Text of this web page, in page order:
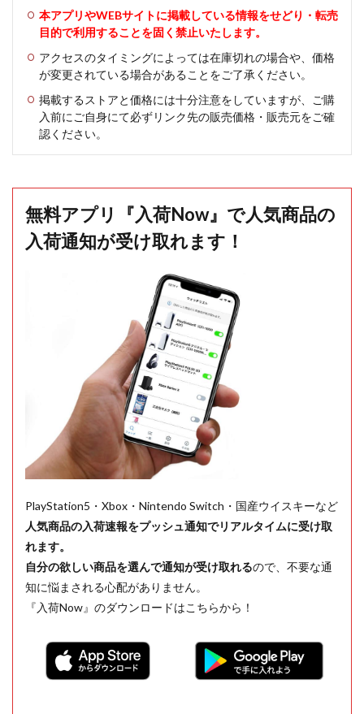
本アプリやWEBサイトに掲載している情報をせどり・転売
目的で利用することを固く禁止いたします。
アクセスのタイミングによっては在庫切れの場合や、価格
が変更されている場合があることをご了承ください。
掲載するストアと価格には十分注意をしていますが、ご購
入前にご自身にて必ずリンク先の販売価格・販売元をご確
認ください。
無料アプリ『入荷Now』で人気商品の
入荷通知が受け取れます！
PlayStation5・Xbox・Nintendo Switch・国産ウイスキーなど
人気商品の入荷速報をプッシュ通知でリアルタイムに受け取
れます。
自分の欲しい商品を選んで通知が受け取れるので、不要な通
知に悩まされる心配がありません。
『入荷Now』のダウンロードはこちらから！